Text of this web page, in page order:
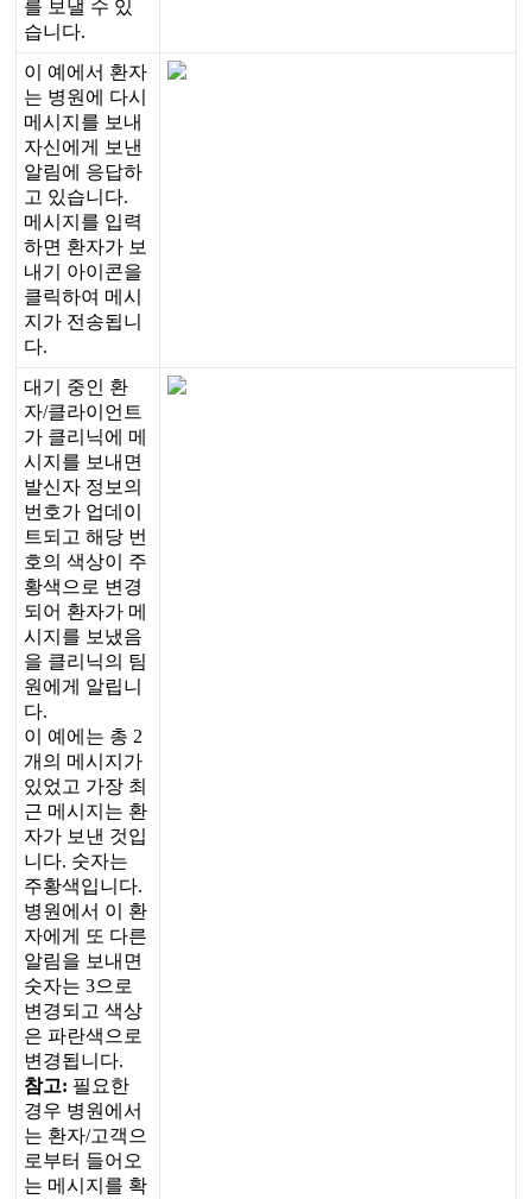
를 보 낼 수 있
습니 다.
이
예 에서 환자
는 병원 에 다시
메시 지 를 보 내
자신에게 보 낸
알림에 응답하
고 있습니 다.
메시 지 를 입력
하면 환자가 보
내 기 아이 콘을
클릭하여 메시
지 가 전 송됩니
다.
대 기 중인 환
자/클라이 언 트
가 클리 닉에 메
시 지 를 보 내 면
발신자 정 보 의
번 호가 업데 이
트되 고 해 당 번
호의 색상이
주
황색 으 로 변 경
되 어 환자가 메
시 지 를 보 냈음
을 클리 닉의 팀
원 에게 알립니
다.
이
예 에 는 총 2
개 의 메시 지 가
있었 고 가장 최
근 메시 지 는 환
자가 보 낸 것입
니 다. 숫자는
주황색입니 다.
병원 에서 이
환
자에게 또 다른
알림을 보 내 면
숫자는 3으 로
변 경되 고 색상
은 파란색 으 로
변 경됩니 다.
참고: 필 요한
경우 병원 에서
는 환자/고객 으
로부터 들어 오
는 메시 지 를 확